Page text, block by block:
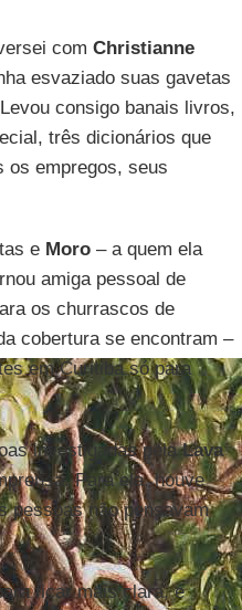
com Christianne
esvaziado suas gavetas
consigo banais livros,
três dicionários que
os empregos, seus
e Moro– a quem ela
amiga pessoal de
os churrascos de
cobertura se encontram –
em Curitiba só para
investigadas pelaLava
Para ela, houve
pessoas não pensavam
ficar mais clara, e